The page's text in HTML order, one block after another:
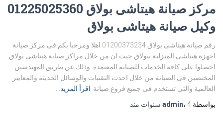
مركز صيانة هيتاشى بولاق 01225025360
وكيل صيانة هيتاشى بولاق
رقم صيانة هيتاشى بولاق 01200373234 اهلا ومرحبا بكم فى مركز صيانة
اجهزة هيتاشى المنزلية ببولاق حيث ان من خلال مراكز صيانة هيتاشى بولاق
احصلوا على كافة الخدمات للصيانة المعتمدة. وذلك عن طريق المهندسين
المختصين فى الصيانة من خلال احدث التقنيات والوسائل الحديثة والمعايير
العالمية والتى تستخدم فى جميع فروع صيانة اقرأ المزيد…
بواسطة
admin، 4 سنوات منذ